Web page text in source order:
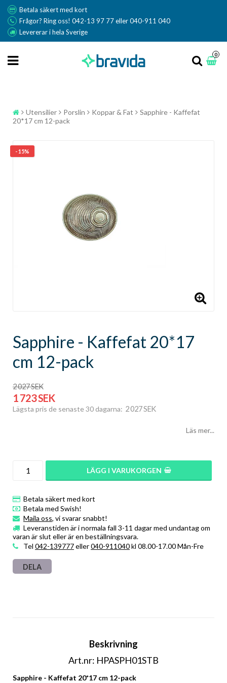
Betala säkert med kort
Frågor? Ring oss! 042-13 97 77 eller 040-911 040
Levererar i hela Sverige
0
Utensilier Porslin Koppar & Fat
Sapphire - Kaffefat
20*17 cm 12-pack
- 15%
Sapphire - Kaffefat 20*17
cm 12-pack
2 027 SEK
1 723 SEK
Lägsta pris de senaste 30 dagarna 2 027 SEK
Läs mer...
LÄGG I VARUKORGEN
Betala säkert med kort
Betala med Swish!
Maila oss, vi svarar snabbt!
Leveranstiden är i normala fall 3-11 dagar med undantag om
varan är slut eller är en beställningsvara.
Tel 042-139777eller040-911040kl 08.00-17.00 Mån-Fre
DELA
Beskrivning
Art.nr: HPASPH01STB
Sapphire - Kaffefat 20*17 cm 12-pack